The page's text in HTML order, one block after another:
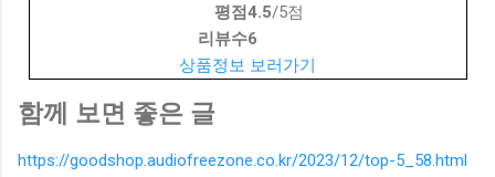
평점4.5/5점
리뷰수6
상품정보 보러가기
함께 보면 좋은 글
https://goodshop.audiofreezone.co.kr/2023/12/top-5_58.html